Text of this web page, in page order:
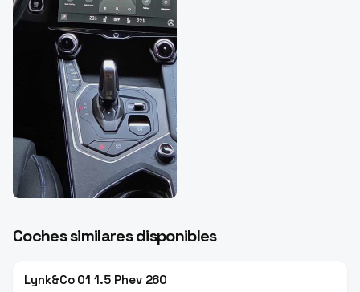
Coches similares disponibles
Lynk&Co 01 1.5 Phev 260